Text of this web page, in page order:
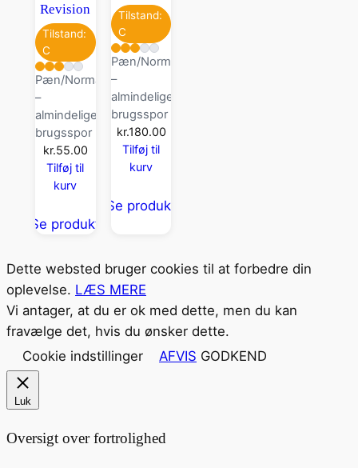
Revision
Tilstand:
C
Pæn/Normal
–
almindelige
brugsspor
kr.55.00
Tilføj til
kurv
Se produkt
Tilstand:
C
Pæn/Normal
–
almindelige
brugsspor
kr.180.00
Tilføj til
kurv
Se produkt
Dette websted bruger cookies til at forbedre din
oplevelse. LÆS MERE
Vi antager, at du er ok med dette, men du kan
fravælge det, hvis du ønsker dette.
Cookie indstillinger
AFVIS GODKEND
Luk
Oversigt over fortrolighed